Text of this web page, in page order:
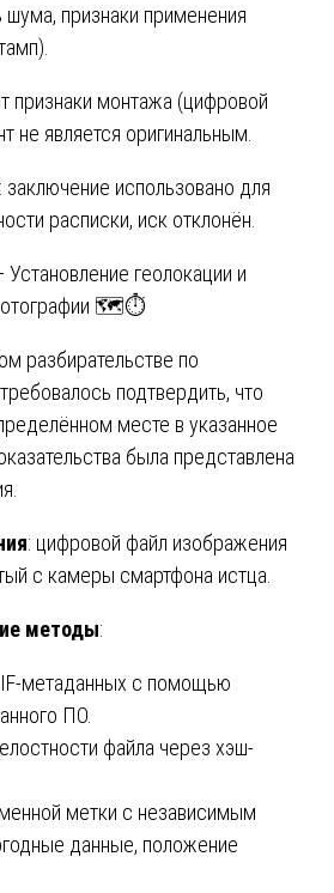
шума, признаки применения
признаки монтажа (цифровой
не является оригинальным.
: заключение использовано для
расписки, иск отклонён.
геолокации и
🗺️⏱️
разбирательстве по
подтвердить, что
месте в указанное
была представлена
: цифровой файл изображения
с камеры смартфона истца.
методы:
метаданных с помощью
ПО.
файла через хэш-
метки с независимым
данные, положение